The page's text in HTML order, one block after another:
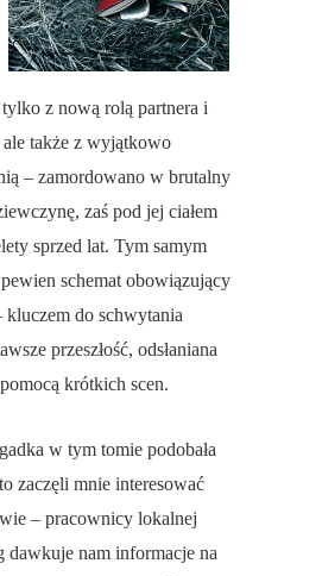
z nową rolą partnera i
ale także z wyjątkowo
– zamordowano w brutalny
zaś pod jej ciałem
sprzed lat. Tym samym
schemat obowiązujący
kluczem do schwytania
przeszłość, odsłaniana
krótkich scen.
w tym tomie podobała
zaczęli mnie interesować
– pracownicy lokalnej
dawkuje nam informacje na